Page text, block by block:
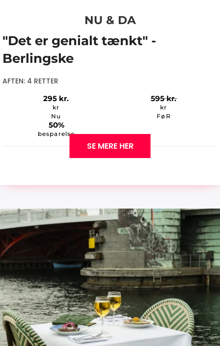
NU & DA
"Det er genialt tænkt" -
Berlingske
AFTEN: 4 RETTER
295 kr.
kr
Nu
595kr.
kr
FøR
50%
besparelse
SE MERE HER